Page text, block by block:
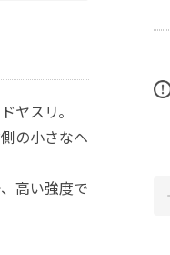
ヤスリ。
の小さなヘ
高い強度で